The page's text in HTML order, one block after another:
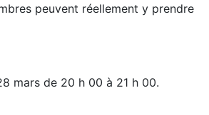
peuvent réellement y prendre
mars de 20 h 00 à 21 h 00.